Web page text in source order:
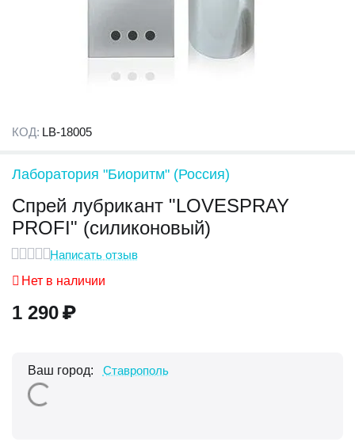
КОД: LB-18005
Лаборатория "Биоритм" (Россия)
Спрей лубрикант "LOVESPRAY
PROFI" (силиконовый)
Написать отзыв
Нет в наличии
1 290₽
Ваш город: Ставрополь